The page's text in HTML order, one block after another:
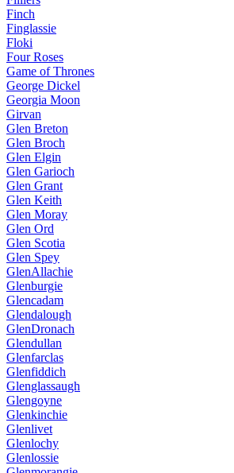
Finch
Finglassie
Floki
Four Roses
Game of Thrones
George Dickel
Georgia Moon
Girvan
Glen Breton
Glen Broch
Glen Elgin
Glen Garioch
Glen Grant
Glen Keith
Glen Moray
Glen Ord
Glen Scotia
Glen Spey
GlenAllachie
Glenburgie
Glencadam
Glendalough
GlenDronach
Glendullan
Glenfarclas
Glenfiddich
Glenglassaugh
Glengoyne
Glenkinchie
Glenlivet
Glenlochy
Glenlossie